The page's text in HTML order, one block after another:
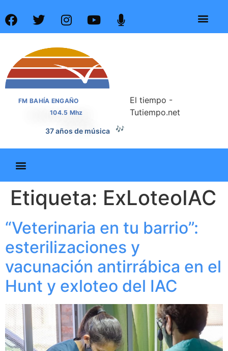
FM BAHÍA ENGAÑO
104.5 Mhz
37 años de música 🎶
El tiempo -
Tutiempo.net
Etiqueta: ExLoteoIAC
“Veterinaria en tu barrio”:
esterilizaciones y
vacunación antirrábica en el
Hunt y exloteo del IAC